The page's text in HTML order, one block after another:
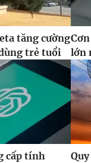
tăng cường
trẻ tuổi
lớn
cấp tính